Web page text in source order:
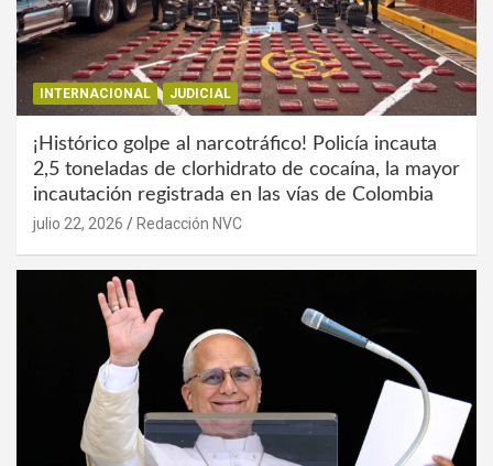
INTERNACIONAL JUDICIAL
¡Histórico golpe al narcotráfico! Policía incauta
2,5 toneladas de clorhidrato de cocaína, la mayor
incautación registrada en las vías de Colombia
julio 22, 2026 Redacción NVC